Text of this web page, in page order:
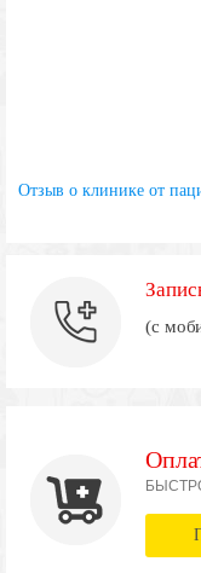
Отзыв о клинике от
(с